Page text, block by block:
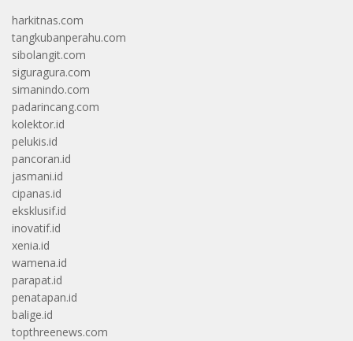
harkitnas.com
tangkubanperahu.com
sibolangit.com
siguragura.com
simanindo.com
padarincang.com
kolektor.id
pelukis.id
pancoran.id
jasmani.id
cipanas.id
eksklusif.id
inovatif.id
xenia.id
wamena.id
parapat.id
penatapan.id
balige.id
topthreenews.com